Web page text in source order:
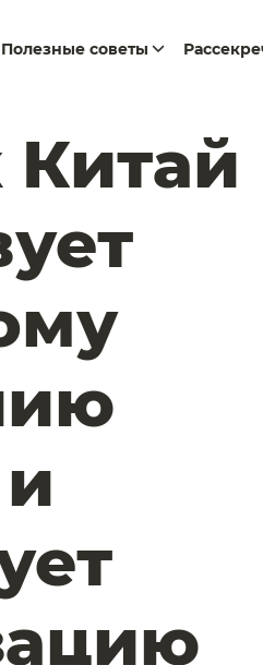
Полезные советы
Китай